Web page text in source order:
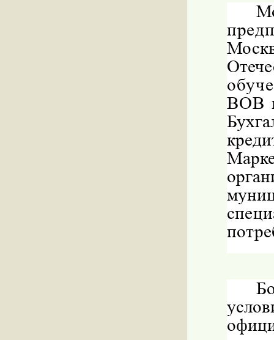
ВОВ